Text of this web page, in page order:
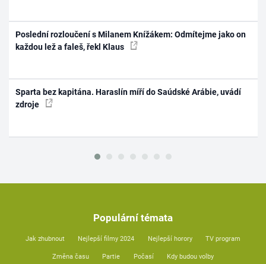
Poslední rozloučení s Milanem Knížákem: Odmítejme jako on
každou lež a faleš, řekl Klaus
Sparta bez kapitána. Haraslín míří do Saúdské Arábie, uvádí
zdroje
Populární témata
Jak zhubnout Nejlepší filmy 2024 Nejlepší horory TV program
Změna času Partie Počasí Kdy budou volby